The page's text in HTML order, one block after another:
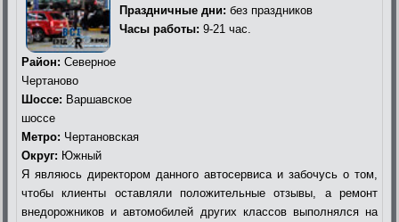
Праздничные дни: без праздников
Часы работы: 9-21 час.
Район: Северное
Чертаново
Шоссе: Варшавское
шоссе
Метро: Чертановская
Округ: Южный
Я являюсь директором данного автосервиса и забочусь о том,
чтобы клиенты оставляли положительные отзывы, а ремонт
внедорожников и автомобилей других классов выполнялся на